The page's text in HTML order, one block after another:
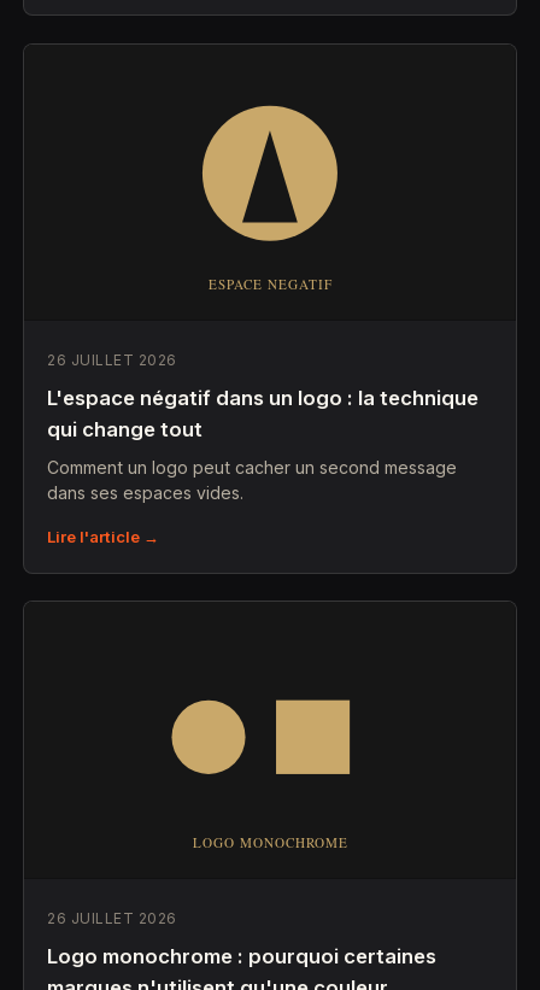
26 JUILLET 2026
L'espace négatif dans un logo : la technique
qui change tout
Comment un logo peut cacher un second message
dans ses espaces vides.
Lire l'article →
26 JUILLET 2026
Logo monochrome : pourquoi certaines